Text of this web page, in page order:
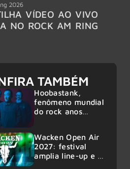
2026
VÍDEO AO VIVO
NO ROCK AM RING
TAMBÉM
Hoobastank,
fenômeno mundial
do rock anos
shows
Wacken Open Air
2027: festival
amplia line-up e já